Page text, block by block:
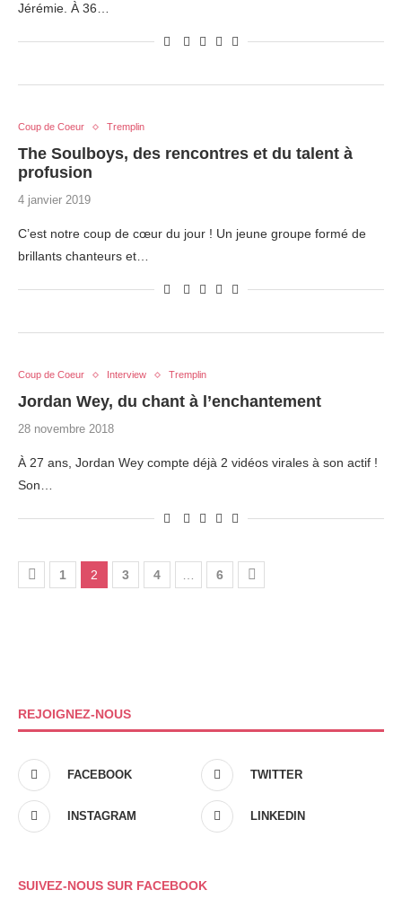
Jérémie. À 36…
Coup de Coeur Tremplin
The Soulboys, des rencontres et du talent à
profusion
4 janvier 2019
C’est notre coup de cœur du jour ! Un jeune groupe formé de
brillants chanteurs et…
Coup de Coeur Interview Tremplin
Jordan Wey, du chant à l’enchantement
28 novembre 2018
À 27 ans, Jordan Wey compte déjà 2 vidéos virales à son actif !
Son…
1 2 3 4 6
REJOIGNEZ-NOUS
FACEBOOK TWITTER
INSTAGRAM LINKEDIN
SUIVEZ-NOUS SUR FACEBOOK